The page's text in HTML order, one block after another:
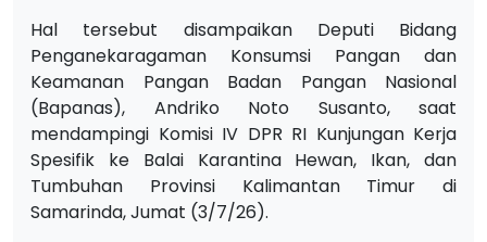
Hal tersebut disampaikan Deputi Bidang
Penganekaragaman Konsumsi Pangan dan
Keamanan Pangan Badan Pangan Nasional
(Bapanas), Andriko Noto Susanto, saat
mendampingi Komisi IV DPR RI Kunjungan Kerja
Spesifik ke Balai Karantina Hewan, Ikan, dan
Tumbuhan Provinsi Kalimantan Timur di
Samarinda, Jumat (3/7/26).